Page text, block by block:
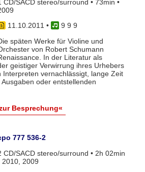
CD/SACD stereo/surround • 73min •
11.10.2011 •
9 9 9
späten Werke für Violine und
von Robert Schumann
In der Literatur als
geistiger Verwirrung ihres Urhebers
Interpreten vernachlässigt, lange Zeit
oder entstellenden
Besprechung«
777 536-2
CD/SACD stereo/surround • 2h 02min
2010, 2009